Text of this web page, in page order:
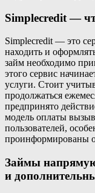
Simplecredit —
Simplecredit — это
находить и
займ необходимо
этого сервис
услуги. Стоит
продолжаться
предпринято
модель оплаты
пользователей,
проинформированы
Займы
и